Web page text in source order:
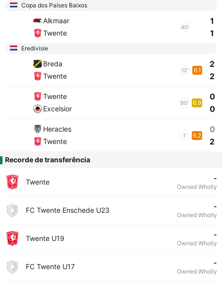
Copa dos Países Baixos
Alkmaar
Twente
40'
1
1
Eredivisie
Breda
Twente
12' 6.1
2
2
Twente
Excelsior
90' 6.9
0
0
Heracles
Twente
1' 6.2
0
2
Recorde de transferência
Twente -
Owned Wholly
FC Twente Enschede U23 -
Owned Wholly
Twente U19 -
Owned Wholly
FC Twente U17 -
Owned Wholly